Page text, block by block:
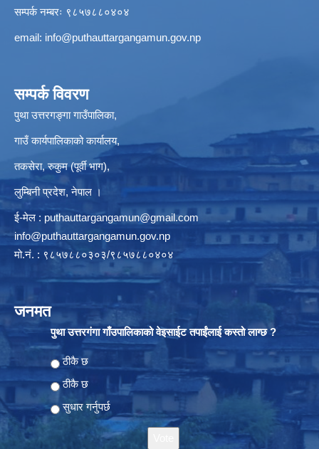
सम्पर्क नम्बरः ९८५७८८०४०४
email: info@puthauttargangamun.gov.np
सम्पर्क विवरण
पुथा उत्तरगङ्गा गाउँपालिका,
गाउँ कार्यपालिकाको कार्यालय,
तकसेरा, रुकुम (पूर्वी भाग),
लुम्बिनी प्रदेश, नेपाल ।
ई-मेल : puthauttargangamun@gmail.com
info@puthauttargangamun.gov.np
मो.नं. : ९८५७८८०३०३/९८५७८८०४०४
जनमत
पुथा उत्तरगंगा गाँउपालिकाको वेइसाईट तपाईंलाई कस्तो लाग्छ ?
Choices
ठीकै छ
ठीकै छ
सुधार गर्नुपर्छ